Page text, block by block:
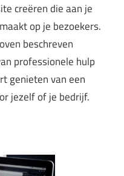
creëren die aan je
op je bezoekers.
beschreven
professionele hulp
genieten van een
jezelf of je bedrijf.